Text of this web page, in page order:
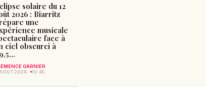
solaire du 12
2026 : Biarritz
une
musicale
face à
ciel obscurci à
GARNIER
2026
10:45